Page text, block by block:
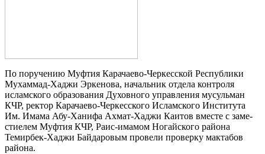
По пору­че­нию Муф­тия Кара­чае­во-Чер­кес­ской Рес­пуб­ли­ки
Мухам­мад-Хаджи Эрке­но­ва, началь­ник отде­ла кон­тро­ля
ислам­ско­го обра­зо­ва­ния Духов­но­го управ­ле­ния мусуль­ман
КЧР, рек­тор Кара­чае­во-Чер­кес­ско­го Ислам­ско­го Инсти­ту­та
Им. Има­ма Абу-Хани­фа Ахмат-Хаджи Каи­тов вме­сте с заме­
сти­е­лем Муф­тия КЧР, Раис-има­мом Ногай­ско­го рай­о­на
Темир­бек-Хаджи Бай­да­ро­вым про­ве­ли про­вер­ку мак­та­бов
рай­о­на.